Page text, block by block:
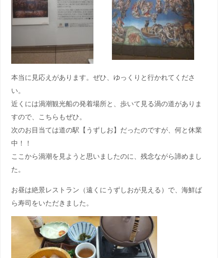
本当に見応えがあります。ぜひ、ゆっくりと行かれてくださ
い。
近くには渦潮観光船の発着場所と、歩いて見る渦の道がありま
すので、こちらもぜひ。
次のお目当ては道の駅【うずしお】だったのですが、何と休業
中！！
ここから渦潮を見ようと思いましたのに、残念ながら諦めまし
た。
お昼は絶景レストラン（遠くにうずしおが見える）で、海鮮ば
ら寿司をいただきました。